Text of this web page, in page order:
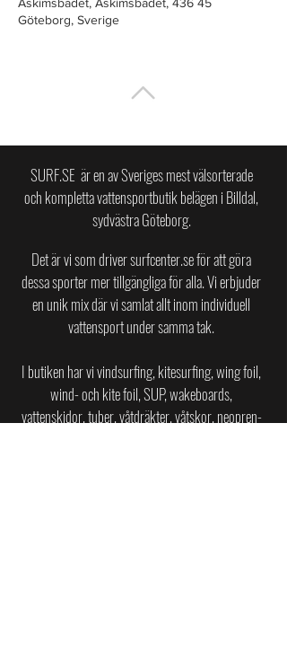
Göteborg, Sverige
SURF.SE är en av Sveriges mest välsorterade
och kompletta vattensportbutik belägen i Billdal,
sydvästra Göteborg.
Det är vi som driver surfcenter.se för att göra
dessa sporter mer tillgängliga för alla.Vi erbjuder
en unik mix där vi samlat allt inom individuell
vattensport under samma tak.
I butiken har vi vindsurfing, kitesurfing, wing foil,
wind- och kite foil, SUP, wakeboards,
vattenskidor, tuber, våtdräkter, våtskor, neopren-